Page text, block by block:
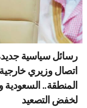
رسائل سياسية
اتصال وزيري
المنطقة.. السعودية
لخفض التصعيد